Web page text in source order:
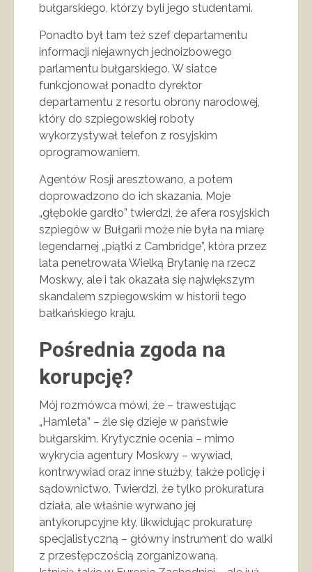
bułgarskiego, którzy byli jego studentami.
Ponadto był tam też szef departamentu
informacji niejawnych jednoizbowego
parlamentu bułgarskiego. W siatce
funkcjonował ponadto dyrektor
departamentu z resortu obrony narodowej,
który do szpiegowskiej roboty
wykorzystywał telefon z rosyjskim
oprogramowaniem.
Agentów Rosji aresztowano, a potem
doprowadzono do ich skazania. Moje
„głębokie gardło” twierdzi, że afera rosyjskich
szpiegów w Bułgarii może nie była na miarę
legendarnej „piątki z Cambridge”, która przez
lata penetrowała Wielką Brytanię na rzecz
Moskwy, ale i tak okazała się największym
skandalem szpiegowskim w historii tego
bałkańskiego kraju.
Pośrednia zgoda na
korupcję?
Mój rozmówca mówi, że – trawestując
„Hamleta” – źle się dzieje w państwie
bułgarskim. Krytycznie ocenia – mimo
wykrycia agentury Moskwy – wywiad,
kontrwywiad oraz inne służby, także policję i
sądownictwo. Twierdzi, że tylko prokuratura
działa, ale właśnie wyrwano jej
antykorupcyjne kły, likwidując prokuraturę
specjalistyczną – główny instrument do walki
z przestępczością zorganizowaną.